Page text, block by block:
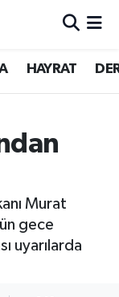
HAYRAT
Murat
gece
uyarılarda